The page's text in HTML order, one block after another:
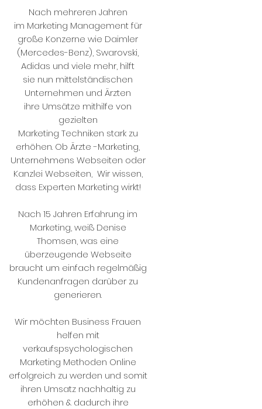
Nach mehreren Jahren
im Marketing Management für
große Konzerne wie Daimler
(Mercedes-Benz), Swarovski,
Adidas und viele mehr, hilft
sie nun mittelständischen
Unternehmen und Ärzten
ihre Umsätze mithilfe von
gezielten
Marketing Techniken stark zu
erhöhen. Ob Ärzte -Marketing,
Unternehmens Webseiten oder
Kanzlei Webseiten, Wir wissen,
dass Experten Marketing wirkt!
Nach 15 Jahren Erfahrung im
Marketing, weiß Denise
Thomsen, was eine
überzeugende Webseite
braucht um einfach regelmäßig
Kundenanfragen darüber zu
generieren.
Wir möchten Business Frauen
helfen mit
verkaufspsychologischen
Marketing Methoden Online
erfolgreich zu werden und somit
ihren Umsatz nachhaltig zu
erhöhen & dadurch ihre